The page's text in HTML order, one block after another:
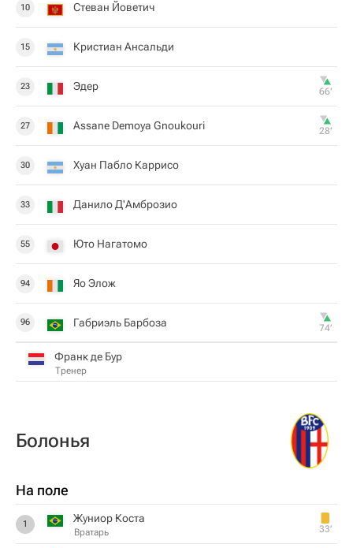
10 Стеван Йоветич
15 Кристиан Ансальди
23 Эдер 66‎’‎
27 Assane Demoya Gnoukouri 28‎’‎
30 Хуан Пабло Каррисо
33 Данило Д'Амброзио
55 Юто Нагатомо
94 Яо Элож
96 Габриэль Барбоза 74‎’‎
Франк де Бур
Тренер
Болонья
На поле
1 Жуниор Коста
Вратарь 33‎’‎